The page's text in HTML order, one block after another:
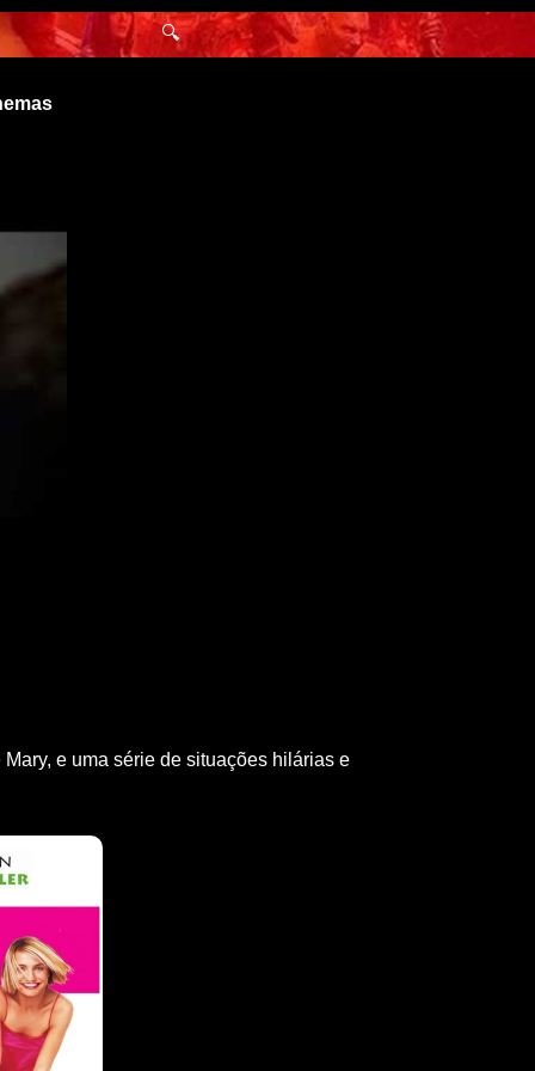
🔍
e uma série de situações hilárias e